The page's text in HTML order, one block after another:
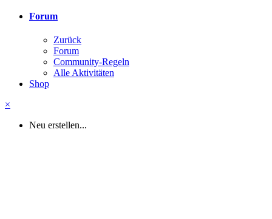
Forum
Zurück
Forum
Community-Regeln
Alle Aktivitäten
Shop
×
Neu erstellen...